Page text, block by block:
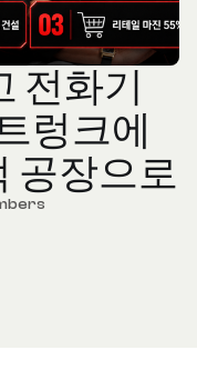
전화기
렁크에
공장으로